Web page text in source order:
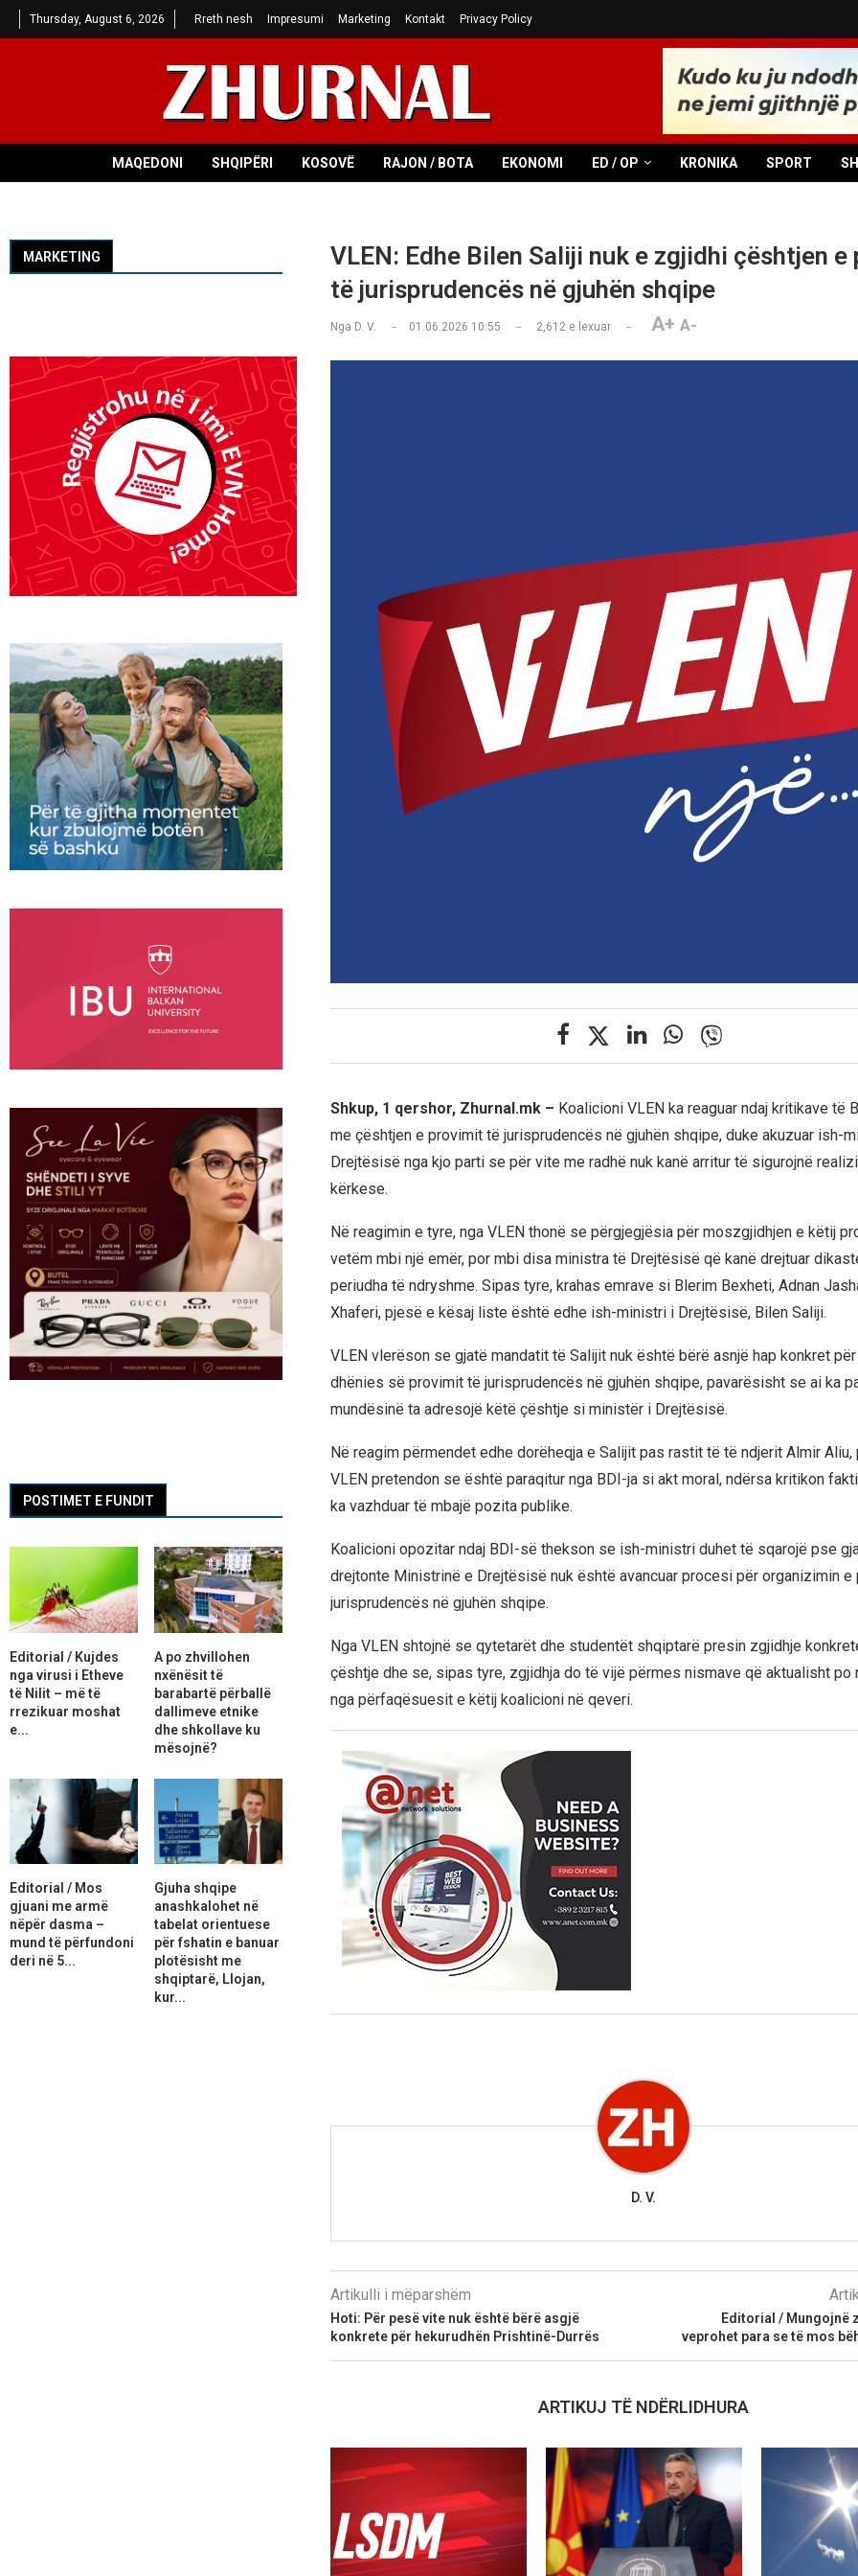
Thursday, August 6, 2026 Rreth nesh Impresumi Marketing Kontakt Privacy Policy
MAQEDONI SHQIPËRI KOSOVË RAJON / BOTA EKONOMI ED / OP KRONIKA SPORT
VLEN: Edhe Bilen Saliji nuk e zgjidhi çështjen
të jurisprudencës në gjuhën shqipe
Nga D. V. 01.06.2026 10:55 2,612e lexuar A+ A-
Shkup, 1 qershor, Zhurnal.mk – Koalicioni VLEN ka reaguar ndaj kritikave të
me çështjen e provimit të jurisprudencës në gjuhën shqipe, duke akuzuar ish-
Drejtësisë nga kjo parti se për vite me radhë nuk kanë arritur të sigurojnë
kërkese.
Në reagimin e tyre, nga VLEN thonë se përgjegjësia për moszgjidhjen e këtij
vetëm mbi një emër, por mbi disa ministra të Drejtësisë që kanë drejtuar
periudha të ndryshme. Sipas tyre, krahas emrave si Blerim Bexheti, Adnan
Xhaferi, pjesë e kësaj liste është edhe ish-ministri i Drejtësisë, Bilen Saliji.
VLEN vlerëson se gjatë mandatit të Salijit nuk është bërë asnjë hap konkret
dhënies së provimit të jurisprudencës në gjuhën shqipe, pavarësisht se ai ka
mundësinë ta adresojë këtë çështje si ministër i Drejtësisë.
Në reagim përmendet edhe dorëheqja e Salijit pas rastit të të ndjerit Almir Aliu,
VLEN pretendon se është paraqitur nga BDI-ja si akt moral, ndërsa kritikon
ka vazhduar të mbajë pozita publike.
Koalicioni opozitar ndaj BDI-së thekson se ish-ministri duhet të sqarojë pse
drejtonte Ministrinë e Drejtësisë nuk është avancuar procesi për organizimin e
jurisprudencës në gjuhën shqipe.
Nga VLEN shtojnë se qytetarët dhe studentët shqiptarë presin zgjidhje
çështje dhe se, sipas tyre, zgjidhja do të vijë përmes nismave që aktualisht po
nga përfaqësuesit e këtij koalicioni në qeveri.
D. V.
Artikulli i mëparshëm
Hoti: Për pesë vite nuk është bërë asgjë
konkrete për hekurudhën Prishtinë-Durrës
Editorial / Mungojnë
veprohet para se të mos
ARTIKUJ TË NDËRLIDHURA
MARKETING
POSTIMET E FUNDIT
Editorial / Kujdes
nga virusi i Etheve
të Nilit – më të
rrezikuar moshat
e...
A po zhvillohen
nxënësit të
barabartë përballë
dallimeve etnike
dhe shkollave ku
mësojnë?
Editorial / Mos
gjuani me armë
nëpër dasma –
mund të përfundoni
deri në 5...
Gjuha shqipe
anashkalohet në
tabelat orientuese
për fshatin e banuar
plotësisht me
shqiptarë, Llojan,
kur...